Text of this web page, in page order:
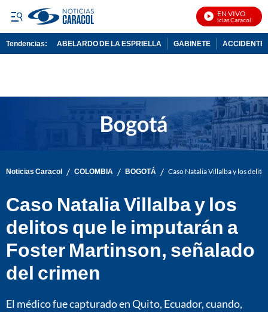
EN VIVO
Noticias Caracol En
Tendencias: ABELARDO DE LA ESPRIELLA GABINETE ACCIDENTE
Noticias Caracol / COLOMBIA / BOGOTÁ / Caso Natalia Villalba y los
Caso Natalia Villalba y los
delitos que le imputarán a
Foster Martinson, señalado
del crimen
El médico fue capturado en Quito, Ecuador, cuando,